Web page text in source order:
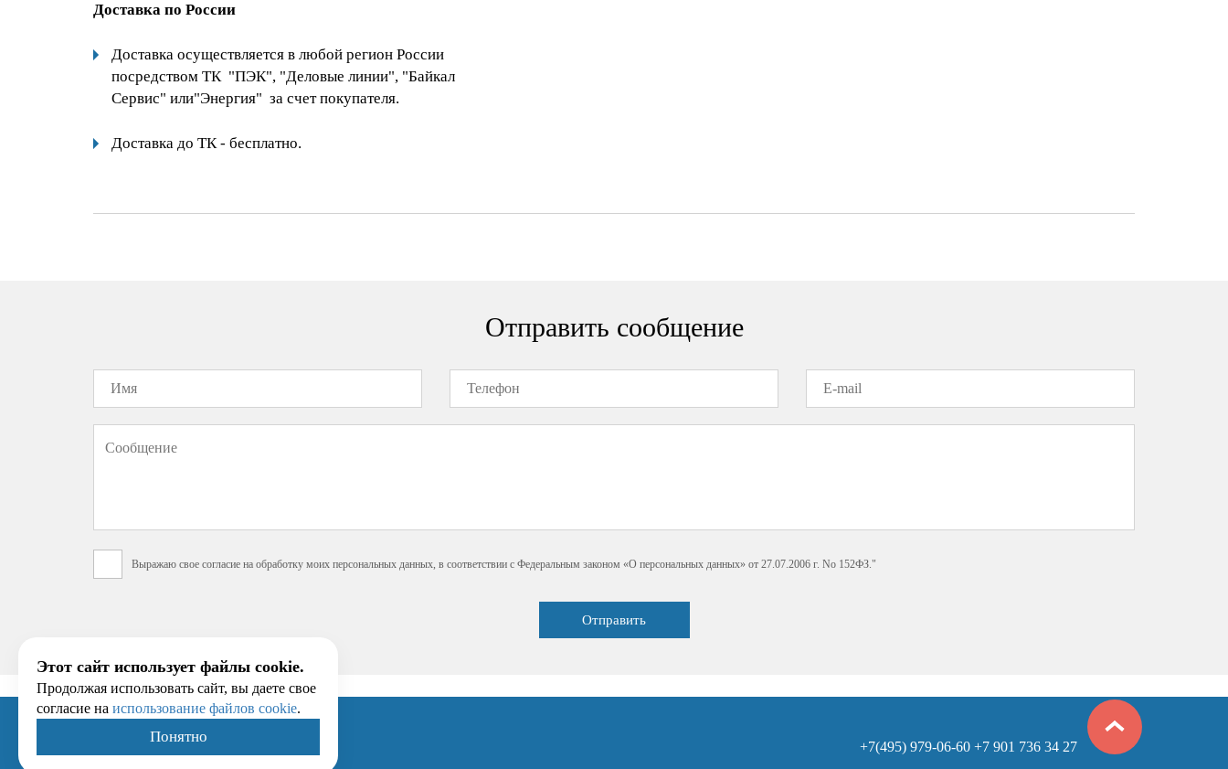
Доставка по России
Доставка осуществляется в любой регион России
посредством ТК "ПЭК", "Деловые линии", "Байкал
Сервис" или"Энергия" за счет покупателя.
Доставка до ТК - бесплатно.
Отправить сообщение
Выражаю свое согласие на обработку моих персональных данных, в соответствии с Федеральным законом «О персональных данных» от 27.07.2006 г. No 152­ФЗ."
Отправить
+7(495) 979-06-60 +7 901 736 34 27
Этот сайт использует файлы cookie.
Продолжая использовать сайт, вы даете свое
согласие на использование файлов cookie.
Понятно